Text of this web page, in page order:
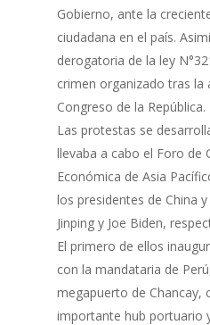
Gobierno, ante la
ciudadana en el país.
derogatoria de la ley
crimen organizado tras la
Congreso de la República.
Las protestas se
llevaba a cabo el Foro de
Económica de Asia
los presidentes de China
Jinping y Joe Biden,
El primero de ellos
con la mandataria de
megapuerto de Chancay,
importante hub portuario